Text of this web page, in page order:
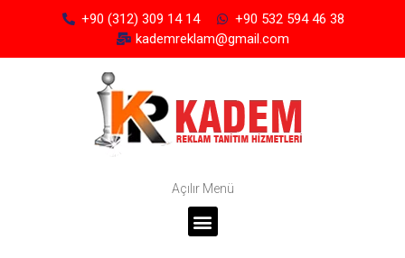
+90 (312) 309 14 14
+90 532 594 46 38
kademreklam@gmail.com
Açılır Menü